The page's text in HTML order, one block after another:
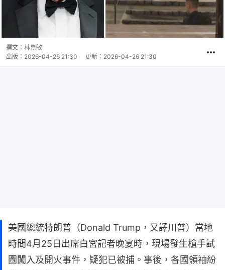
撰文： 林嘉敏
出版： 2026-04-26 21:30 更新： 2026-04-26 21:30
美國總統特朗普（Donald Trump，又譯川普）當地
時間4月25日出席白宮記者晚宴時，現場發生槍手試
圖闖入及開火事件，疑犯已被捕。事後，各國領袖紛